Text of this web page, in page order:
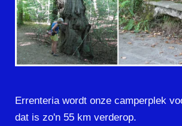
Errenteria wordt onze camperplek
dat is zo'n 55 km verderop.